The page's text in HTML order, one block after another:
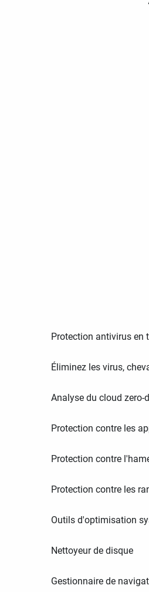
Protection antivirus en
Éliminez les virus,
Analyse du cloud zero-
Protection contre les
Protection contre
Protection contre les
Outils d'optimisation
Nettoyeur de disque
Gestionnaire de